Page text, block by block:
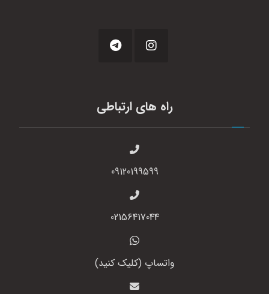
راه های ارتباطی
09120199599
02156417044
واتساپ (کلیک کنید)